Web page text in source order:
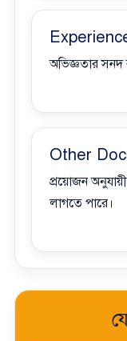
অভিজ্ঞতার
Other
প্রয়োজন
লাগতে পারে।